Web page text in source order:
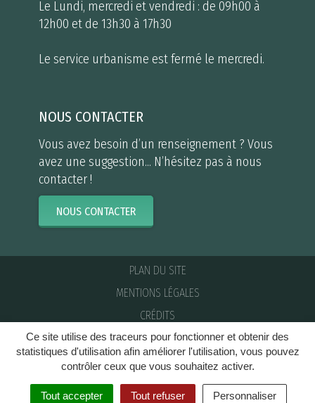
Ce site utilise des traceurs pour fonctionner et obtenir des
statistiques d'utilisation afin améliorer l'utilisation, vous pouvez
contrôler ceux que vous souhaitez activer.
Tout accepter Tout refuser Personnaliser
Le Lundi, mercredi et vendredi : de 09h00 à
12h00 et de 13h30 à 17h30
Le service urbanisme est fermé le mercredi.
NOUS CONTACTER
Vous avez besoin d’un renseignement ? Vous
avez une suggestion... N’hésitez pas à nous
contacter !
NOUS CONTACTER
PLAN DU SITE
MENTIONS LÉGALES
CRÉDITS
NOUS CONTACTER